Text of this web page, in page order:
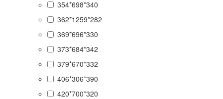
354*698*340
362*1259*282
369*696*330
373*684*342
379*670*332
406*306*390
420*700*320